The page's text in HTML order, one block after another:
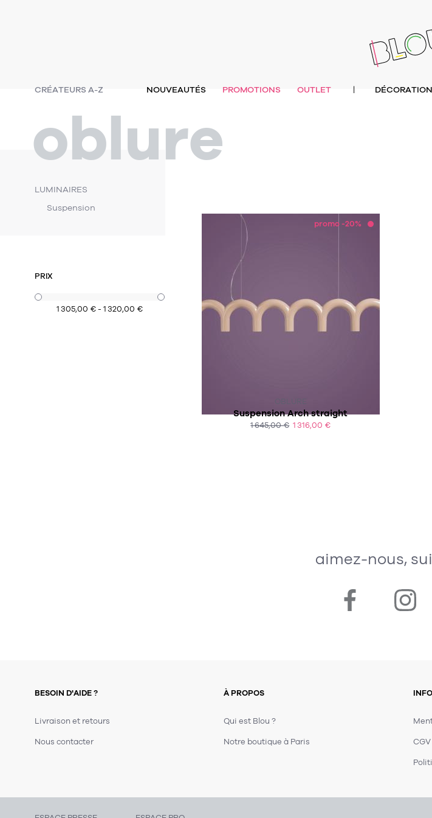
CRÉATEURS A-Z NOUVEAUTÉS PROMOTIONS OUTLET | DÉCORATION
oblure
LUMINAIRES
Suspension
PRIX
1 305,00 € - 1 320,00 €
promo -20%
Suspension Arch straight
1 645,00 € 1 316,00 €
aimez-nous,
BESOIN D'AIDE ?
Livraison et retours
Nous contacter
À PROPOS
Qui est Blou ?
Notre boutique à Paris
CGV